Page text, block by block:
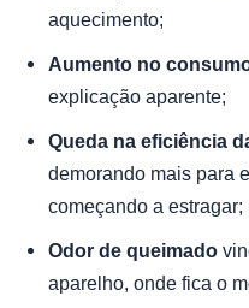
aquecimento;
Aumento no
explicação aparente;
Queda na eficiência
demorando mais para
começando a estragar;
Odor de queimado
aparelho, onde fica o